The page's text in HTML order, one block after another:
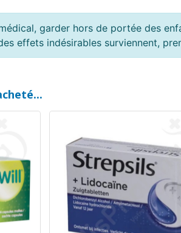
garder hors de portée des
effets indésirables surviennent,